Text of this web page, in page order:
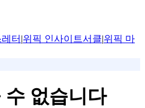
터 |위픽 인사이트서클|위픽 마
수 없습니다